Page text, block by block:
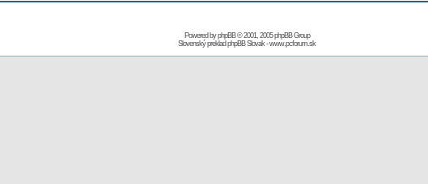
Powered byphpBB© 2001, 2005 phpBB Group
Slovenský preklad phpBB Slovak-www.pcforum.sk